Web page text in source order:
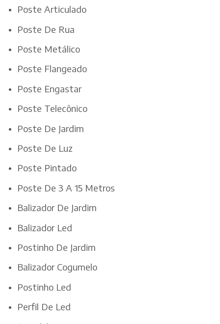
Poste Articulado
Poste De Rua
Poste Metálico
Poste Flangeado
Poste Engastar
Poste Telecônico
Poste De Jardim
Poste De Luz
Poste Pintado
Poste De 3 A 15 Metros
Balizador De Jardim
Balizador Led
Postinho De Jardim
Balizador Cogumelo
Postinho Led
Perfil De Led